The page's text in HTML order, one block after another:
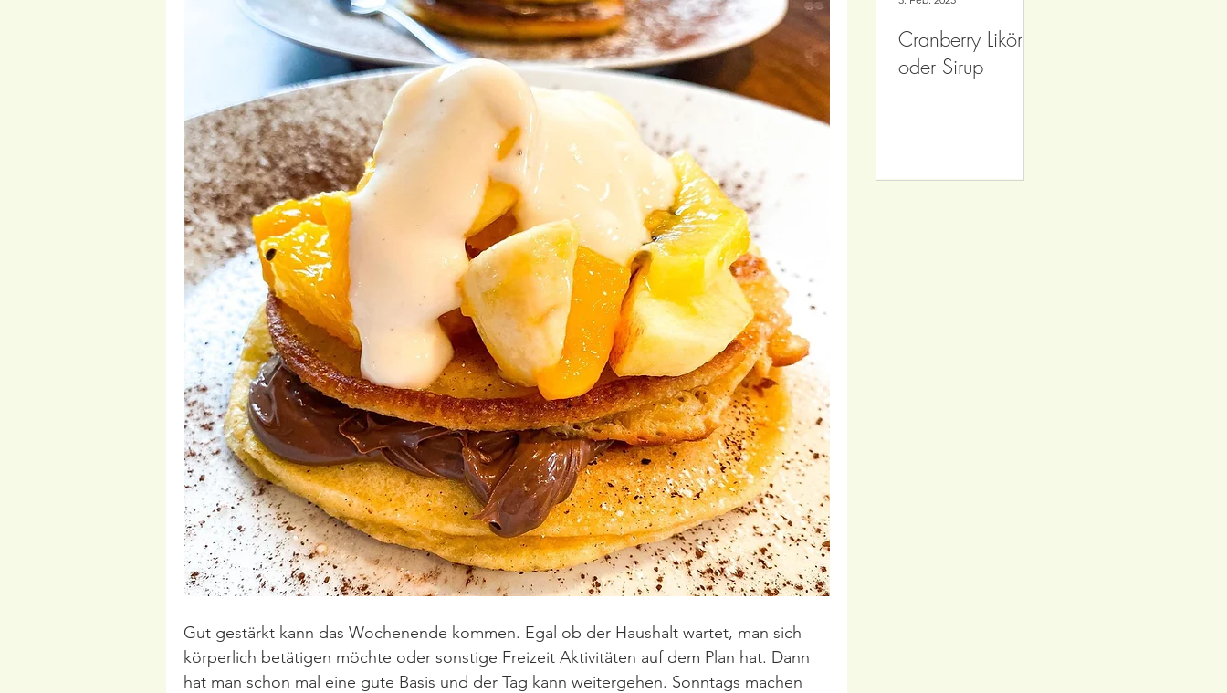
Gut gestärkt kann das Wochenende kommen. Egal ob der Haushalt wartet, man sich
körperlich betätigen möchte oder sonstige Freizeit Aktivitäten auf dem Plan hat. Dann
hat man schon mal eine gute Basis und der Tag kann weitergehen. Sonntags machen
Cranberry Likör
oder Sirup